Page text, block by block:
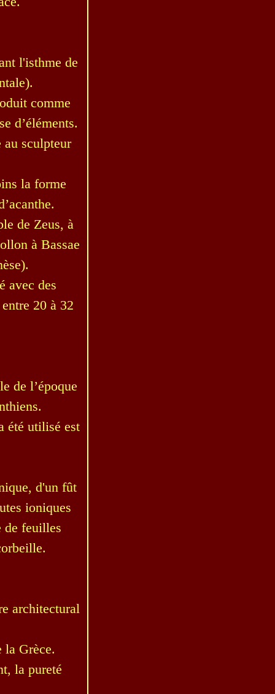
l'isthme de
comme
d’éléments.
sculpteur
la forme
de Zeus, à
à Bassae
avec des
20 à 32
de l’époque
été utilisé est
d'un fût
ioniques
de feuilles
architectural
la Grèce.
la pureté